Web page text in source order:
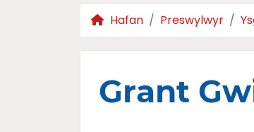
Hafan Preswylwyr
Grant